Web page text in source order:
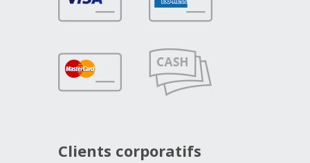
Clients corporatifs